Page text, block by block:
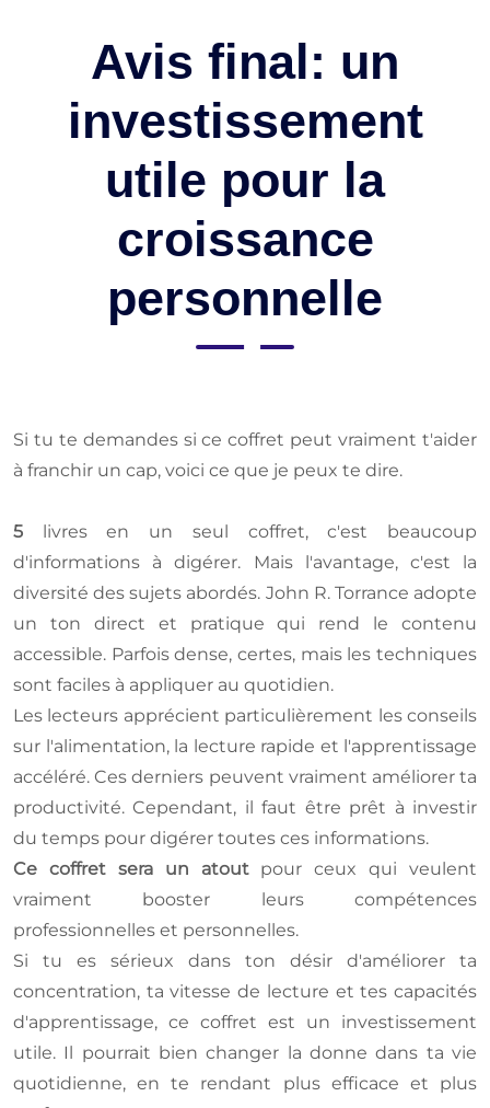
Avis final: un
investissement
utile pour la
croissance
personnelle
Si tu te demandes si ce coffret peut vraiment t'aider
à franchir un cap, voici ce que je peux te dire.
5 livres en un seul coffret, c'est beaucoup
d'informations à digérer. Mais l'avantage, c'est la
diversité des sujets abordés. John R. Torrance adopte
un ton direct et pratique qui rend le contenu
accessible. Parfois dense, certes, mais les techniques
sont faciles à appliquer au quotidien.
Les lecteurs apprécient particulièrement les conseils
sur l'alimentation, la lecture rapide et l'apprentissage
accéléré. Ces derniers peuvent vraiment améliorer ta
productivité. Cependant, il faut être prêt à investir
du temps pour digérer toutes ces informations.
Ce coffret sera un atoutpour ceux qui veulent
vraiment booster leurs compétences
professionnelles et personnelles.
Si tu es sérieux dans ton désir d'améliorer ta
concentration, ta vitesse de lecture et tes capacités
d'apprentissage, ce coffret est un investissement
utile. Il pourrait bien changer la donne dans ta vie
quotidienne, en te rendant plus efficace et plus